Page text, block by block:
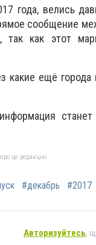
года, велись
сообщение
так как этот
какие ещё города
станет
це редакцію
#декабрь #2017
Авторизуйтесь,